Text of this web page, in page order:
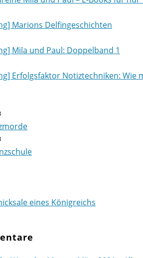
Marions Delfingeschichten
Mila und Paul: Doppelband 1
Erfolgsfaktor Notiztechniken:
eines Königreichs